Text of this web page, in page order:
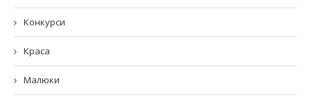
Конкурси
Краса
Малюки